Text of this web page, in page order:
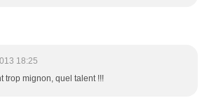
18:25
trop mignon, quel talent !!!